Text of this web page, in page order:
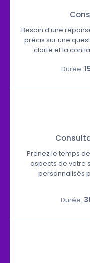
Besoin d’une
précis sur une
clarté et la
Durée:
Prenez le temps
aspects de votre
personnalisés
Durée: